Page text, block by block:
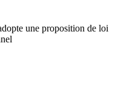
une proposition de loi